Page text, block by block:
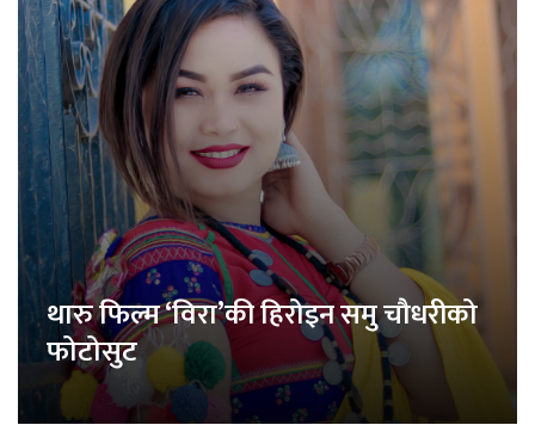
थारु फिल्म ‘विरा’की हिरोइन समु चौधरीको
फोटोसुट